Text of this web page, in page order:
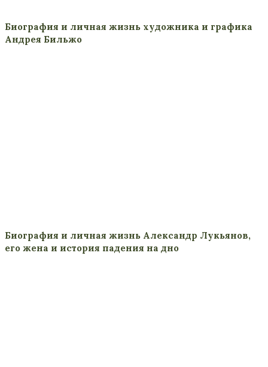
Биография и личная жизнь художника и графика
Андрея Бильжо
Биография и личная жизнь Александр Лукьянов,
его жена и история падения на дно